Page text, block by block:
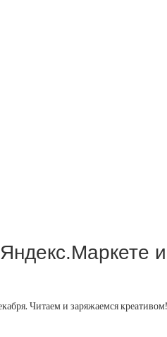
Читаем и заряжаемся креативом!